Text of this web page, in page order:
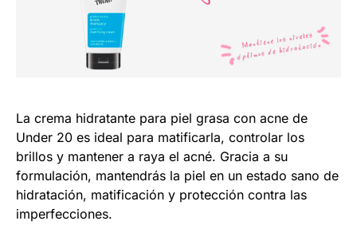
La crema hidratante para piel grasa con acne de
Under 20 es ideal para matificarla, controlar los
brillos y mantener a raya el acné. Gracia a su
formulación, mantendrás la piel en un estado sano de
hidratación, matificación y protección contra las
imperfecciones.